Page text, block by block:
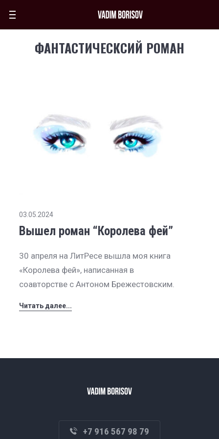
ФАНТАСТИЧЕСКСИЙ РОМАН
03.05.2024
Вышел роман “Королева фей”
30 апреля на ЛитРесе вышла моя книга
«Королева фей», написанная в
соавторстве с Антоном Брежестовским.
Читать далее...
+7 916 567 98 79